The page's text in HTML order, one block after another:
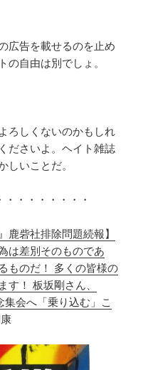
広告を載せるのを止め
の自由は別でしょ。
ろしくないのかもしれ
ださいよ。ヘイト雑誌
しいことだ。
・・・・・・・
鹿砦社排除問題続報】
は差別そのものであ
ものだ！ 多くの皆様の
す！ 板坂剛さん、
会へ「乗り込む」こ